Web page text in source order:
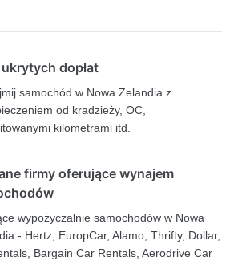
dopłat
samochód w Nowa Zelandia z
od kradzieży, OC,
kilometrami itd.
firmy oferujące wynajem
wypożyczalnie samochodów w Nowa
- Hertz, EuropCar, Alamo, Thrifty, Dollar,
Bargain Car Rentals, Aerodrive Car